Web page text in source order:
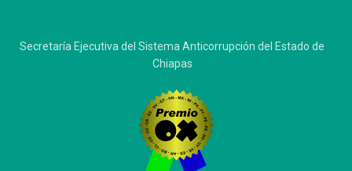
Secretaría Ejecutiva del Sistema Anticorrupción del Estado de
Chiapas